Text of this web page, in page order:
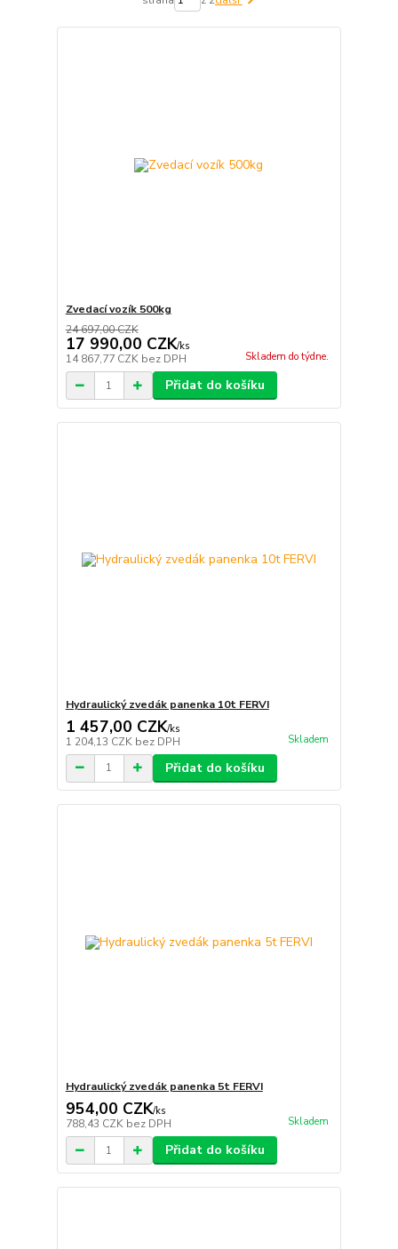
Zvedací vozík 500kg
24 697,00 CZK
17 990,00 CZK/ks
14 867,77 CZK bez DPH Skladem do týdne.
Přidat do košíku
Hydraulický zvedák panenka 10t FERVI
1 457,00 CZK/ks
1 204,13 CZK bez DPH Skladem
Přidat do košíku
Hydraulický zvedák panenka 5t FERVI
954,00 CZK/ks
788,43 CZK bez DPH Skladem
Přidat do košíku